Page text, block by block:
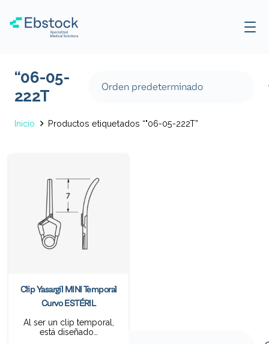
“06-05-
222T
Inicio Productos etiquetados “"06-05-222T”
Clip Yasargil MINI Temporal
Curvo ESTÉRIL
Al ser un clip temporal,
está diseñado…
Buscar